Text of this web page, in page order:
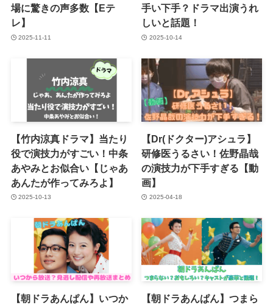
場に驚きの声多数【Eテ
レ】
2025-11-11
手い下手？ドラマ出演うれ
しいと話題！
2025-10-14
【竹内涼真ドラマ】当たり
役で演技力がすごい！中条
あやみとお似合い【じゃあ
あんたが作ってみろよ】
2025-10-13
【Dr(ドクター)アシュラ】
研修医うるさい！佐野晶哉
の演技力が下手すぎる【動
画】
2025-04-18
【朝ドラあんぱん】いつか
【朝ドラあんぱん】つまら